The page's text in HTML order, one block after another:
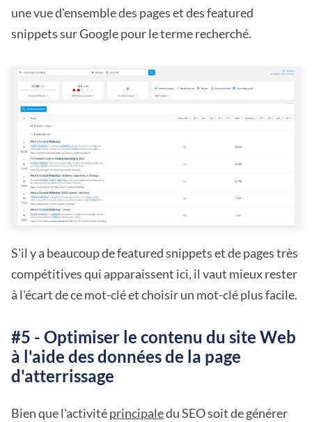
une vue d'ensemble des pages et des featured
snippets sur Google pour le terme recherché.
S'il y a beaucoup de featured snippets et de pages très
compétitives qui apparaissent ici, il vaut mieux rester
à l'écart de ce mot-clé et choisir un mot-clé plus facile.
#5 - Optimiser le contenu du site Web
à l'aide des données de la page
d'atterrissage
Bien que l'activitéprincipaledu SEO soit de générer